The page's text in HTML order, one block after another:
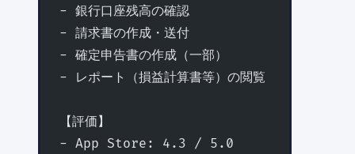
- 銀行口座残高の確認
- 請求書の作成・送付
- 確定申告書の作成（一部）
- レポート（損益計算書等）の閲覧
【評価】
- App Store: 4.3 / 5.0